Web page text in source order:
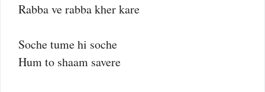
Rabba ve rabba kher kare
Soche tume hi soche
Hum to shaam savere